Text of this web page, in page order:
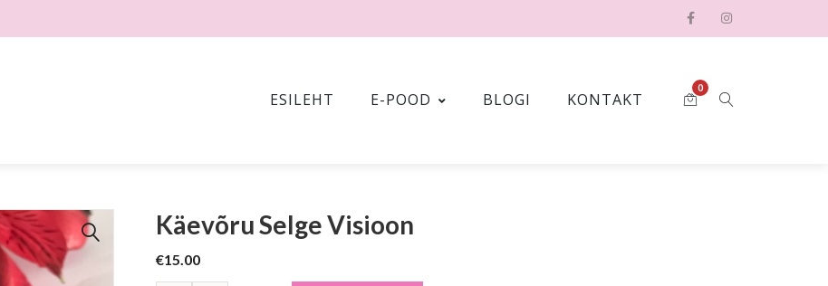
ESILEHT E-POOD BLOGI KONTAKT
0
🔍
Käevõru Selge Visioon
€15.00